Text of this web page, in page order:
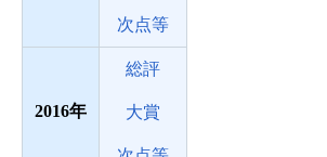
次点等
2016
総評
大賞